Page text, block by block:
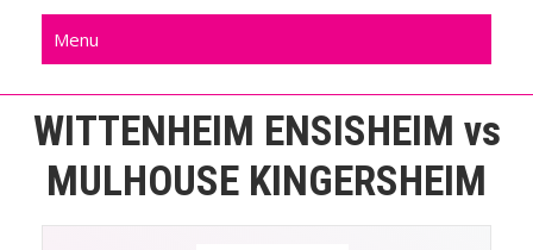
Menu
WITTENHEIM ENSISHEIM vs
MULHOUSE KINGERSHEIM